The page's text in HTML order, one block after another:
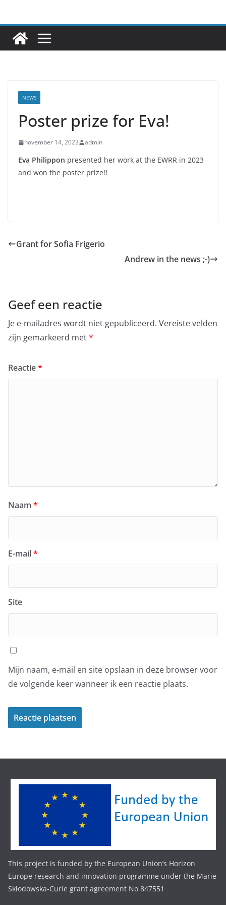
inhoud
NEWS
Poster prize for Eva!
november 14, 2023 admin
Eva Philippon presented her work at the EWRR in 2023
and won the poster prize!!
Grant for Sofia Frigerio
Andrew in the news ;-)
Geef een reactie
Je e-mailadres wordt niet gepubliceerd. Vereiste velden
zijn gemarkeerd met*
Reactie*
Naam *
E-mail*
Site
Mijn naam, e-mail en site opslaan in deze browser voor
de volgende keer wanneer ik een reactie plaats.
This project is funded by the European Union’s Horizon
Europe research and innovation programme under the Marie
Skłodowska-Curie grant agreement No 847551